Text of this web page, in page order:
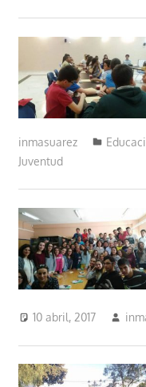
inmasuarez
Juventud
10 abril, 2017